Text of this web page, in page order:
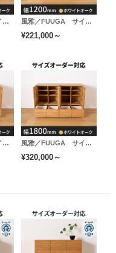
にフェルトを貼って
せます。
風雅／FUUGA サイドキャビネット 幅980 mm（ホワイトオーク-スリット） 風雅／FUUGA サイドキャビネット 幅1200mm（ホワイトオーク-スリット）
¥221,000～
風雅／FUUGA サイドキャビネット 幅1600 mm（ホワイトオーク-スリット） 風雅／FUUGA サイドキャビネット 幅1460mm（ホワイトオーク-スリット）
¥320,000～